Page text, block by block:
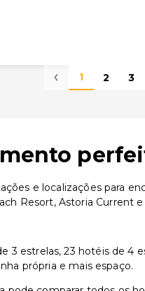
1 2 3
e localizações para
Resort, Astoria Current e
estrelas, 23 hotéis de 4
própria e mais espaço.